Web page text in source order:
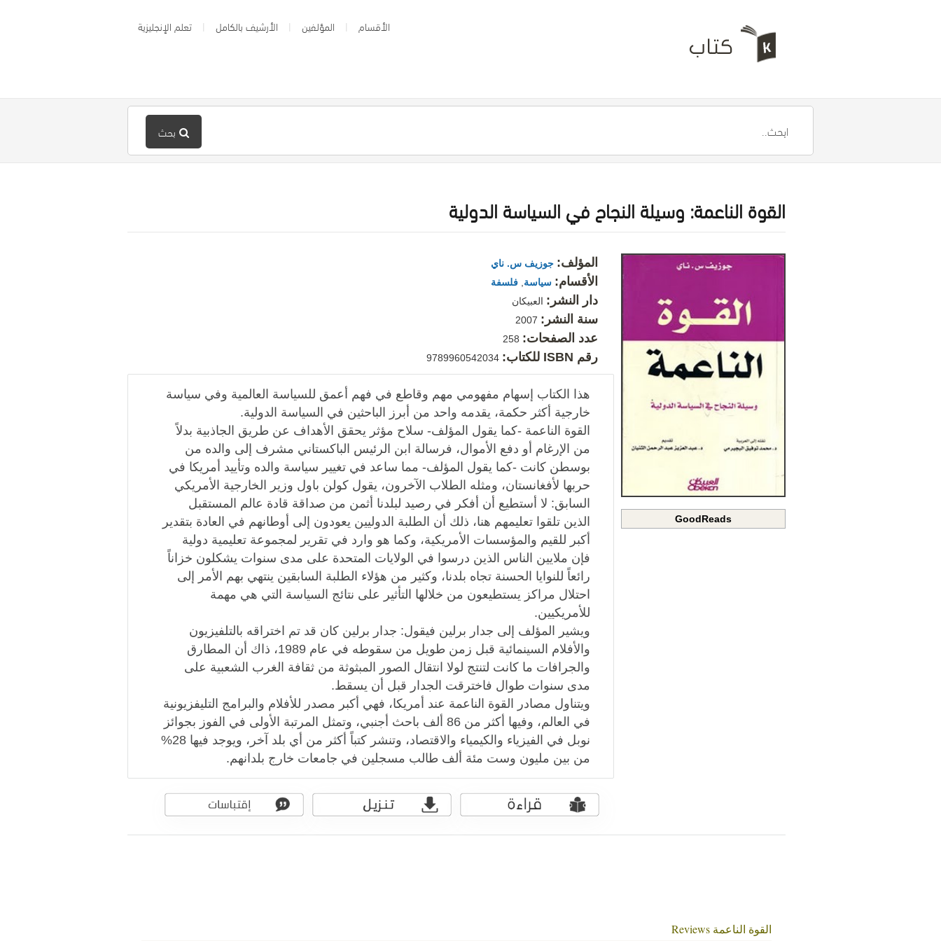
الأقسام المؤلفين الأرشيف بالكامل تعلم الإنجليزية
بحث
القوة الناعمة: وسيلة النجاح في السياسة الدولية
GoodReads
المؤلف: جوزيف س. ناي
الأقسام: سياسة فلسفة
دار النشر: العبيكان
سنة النشر:
عدد الصفحات:
رقم ISBN للكتاب: 9789960542034
هذا الكتاب إسهام مفهومي مهم وقاطع في فهم أعمق للسياسة العالمية وفي سياسة
خارجية أكثر حكمة، يقدمه واحد من أبرز الباحثين في السياسة الدولية.
القوة الناعمة -كما يقول المؤلف- سلاح مؤثر يحقق الأهداف عن طريق الجاذبية بدلاً
من الإرغام أو دفع الأموال، فرسالة ابن الرئيس الباكستاني مشرف إلى والده من
بوسطن كانت -كما يقول المؤلف- مما ساعد في تغيير سياسة والده وتأييد أمريكا في
حربها لأفغانستان، ومثله الطلاب الآخرون، يقول كولن باول وزير الخارجية الأمريكي
السابق: لا أستطيع أن أفكر في رصيد لبلدنا أثمن من صداقة قادة عالم المستقبل
الذين تلقوا تعليمهم هنا، ذلك أن الطلبة الدوليين يعودون إلى أوطانهم في العادة بتقدير
أكبر للقيم والمؤسسات الأمريكية، وكما هو وارد في تقرير لمجموعة تعليمية دولية
فإن ملايين الناس الذين درسوا في الولايات المتحدة على مدى سنوات يشكلون خزاناً
رائعاً للنوايا الحسنة تجاه بلدنا، وكثير من هؤلاء الطلبة السابقين ينتهي بهم الأمر إلى
احتلال مراكز يستطيعون من خلالها التأثير على نتائج السياسة التي هي مهمة
للأمريكيين.
ويشير المؤلف إلى جدار برلين فيقول: جدار برلين كان قد تم اختراقه بالتلفيزيون
والأفلام السينمائية قبل زمن طويل من سقوطه في عام 1989، ذاك أن المطارق
والجرافات ما كانت لتنتج لولا انتقال الصور المبثوثة من ثقافة الغرب الشعبية على
مدى سنوات طوال فاخترقت الجدار قبل أن يسقط.
ويتناول مصادر القوة الناعمة عند أمريكا، فهي أكبر مصدر للأفلام والبرامج التليفزيونية
في العالم، وفيها أكثر من 86 ألف باحث أجنبي، وتمثل المرتبة الأولى في الفوز بجوائز
نوبل في الفيزياء والكيمياء والاقتصاد، وتنشر كتباً أكثر من أي بلد آخر، ويوجد فيها 28%
من بين مليون وست مئة ألف طالب مسجلين في جامعات خارج بلدانهم.
القوة الناعمة Reviews